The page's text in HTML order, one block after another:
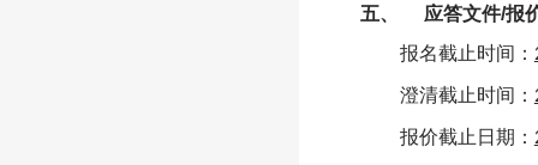
五、
应答文件/报
报名截止时间：
澄清截止时间：
报价截止日期：